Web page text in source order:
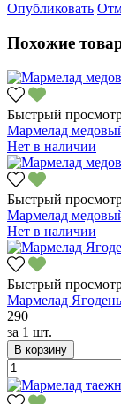
Опубликовать
Похожие
Быстрый
Мармелад
Нет в наличии
Быстрый
Мармелад
Нет в наличии
Быстрый
Мармелад
290
за 1 шт.
В корзину